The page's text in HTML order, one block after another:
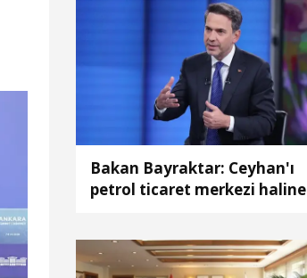
Bakan Bayraktar: Ceyhan'ı
petrol ticaret merkezi haline